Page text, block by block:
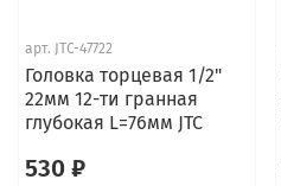
арт. JTC-47722
Головка торцевая 1/2"
22мм 12-ти гранная
глубокая L=76мм JTC
530 ₽